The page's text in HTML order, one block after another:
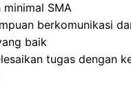
SMA
berkomunikasi
baik
tugas dengan